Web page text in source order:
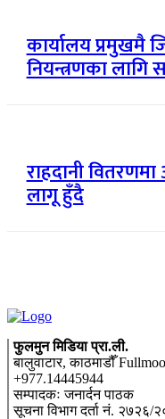
कार्यालय प्रमुखमै
नियन्त्रणका लागि
राहदानी
लागू हुँदै
फुलमुन मिडिया प्रा.ली.
बालुवाटार, काठमाडौँ
+977.14445944
सम्पादकः जनार्दन पाठक
सूचना विभाग दर्ता नं. २७२६/